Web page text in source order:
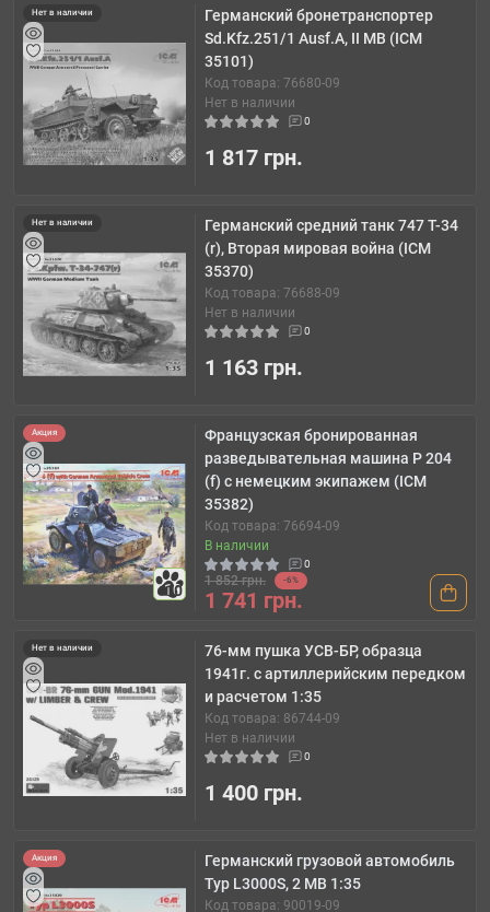
Нет в наличии
Германский бронетранспортер
Sd.Kfz.251/1 Ausf.A, ІІ МВ (ICM
35101)
Код товара: 76680-09
Нет в наличии
0
1 817 грн.
Нет в наличии
Германский средний танк 747 T-34
(r), Вторая мировая война (ICM
35370)
Код товара: 76688-09
Нет в наличии
0
1 163 грн.
Акция
10
Французская бронированная
разведывательная машина P 204
(f) с немецким экипажем (ICM
35382)
Код товара: 76694-09
В наличии
0
1 852 грн. -6%
1 741 грн.
Нет в наличии
76-мм пушка УСВ-БР, образца
1941г. с артиллерийским передком
и расчетом 1:35
Код товара: 86744-09
Нет в наличии
0
1 400 грн.
Акция
Германский грузовой автомобиль
Typ L3000S, 2 МВ 1:35
Код товара: 90019-09